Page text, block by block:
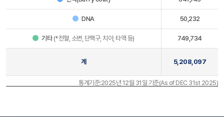
DNA 50,232
기타 (*전혈, 소변, 단핵구, 치아, 타액 등) 749,734
계 5,208,097
통계기준:2025년 12월 31일 기준(As of DEC 31st 2025)